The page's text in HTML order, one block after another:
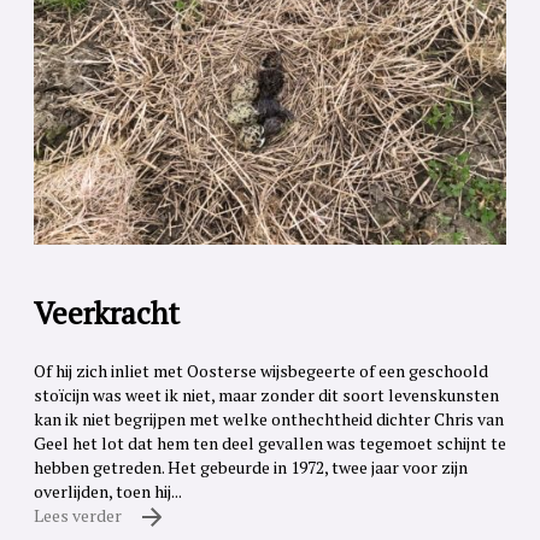
Veerkracht
Of hij zich inliet met Oosterse wijsbegeerte of een geschoold
stoïcijn was weet ik niet, maar zonder dit soort levenskunsten
kan ik niet begrijpen met welke onthechtheid dichter Chris van
Geel het lot dat hem ten deel gevallen was tegemoet schijnt te
hebben getreden. Het gebeurde in 1972, twee jaar voor zijn
overlijden, toen hij...
Lees verder